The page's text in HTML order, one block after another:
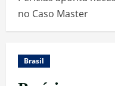
no Caso Master
Brasil